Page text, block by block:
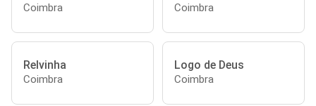
Coimbra Coimbra
Relvinha
Coimbra
Logo de Deus
Coimbra